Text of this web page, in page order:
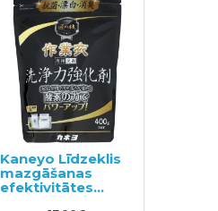
Kaneyo Līdzeklis
mazgāšanas
efektivitātes
uzlabošanai 400g